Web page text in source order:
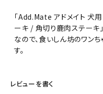
「Add.Mate アドメイト 犬
ーキ / 角切り鹿肉ステーキ
なので、食いしん坊のワン
す。
レビューを書く